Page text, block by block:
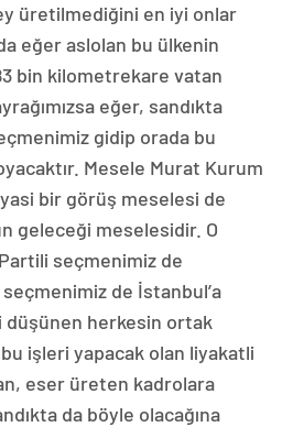
üretilmediğini en iyi onlar
eğer aslolan bu ülkenin
bin kilometrekare vatan
eğer, sandıkta
gidip orada bu
Mesele Murat Kurum
bir görüş meselesi de
geleceği meselesidir. O
seçmenimiz de
de İstanbul’a
herkesin ortak
işleri yapacak olan liyakatli
eser üreten kadrolara
da böyle olacağına